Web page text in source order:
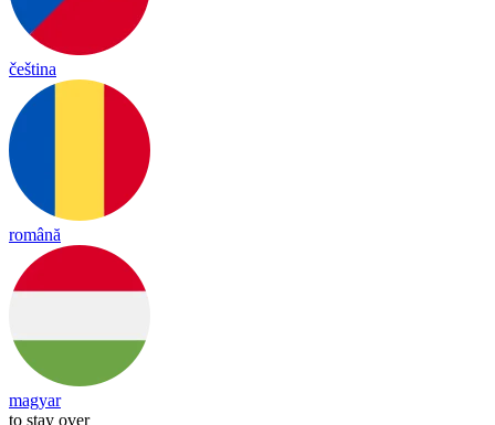
čeština
română
magyar
to stay over